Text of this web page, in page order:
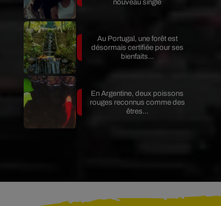
nouveau single
Au Portugal, une forêt est
désormais certifiée pour ses
bienfaits...
En Argentine, deux poissons
rouges reconnus comme des
êtres...